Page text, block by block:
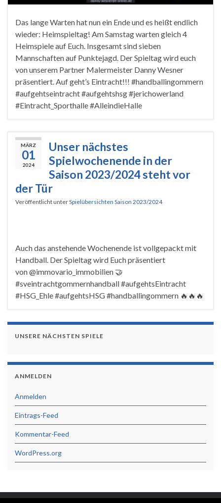
Das lange Warten hat nun ein Ende und es heißt endlich
wieder: Heimspieltag! Am Samstag warten gleich 4
Heimspiele auf Euch. Insgesamt sind sieben
Mannschaften auf Punktejagd. Der Spieltag wird euch
von unserem Partner Malermeister Danny Wesner
präsentiert. Auf geht’s Eintracht!!! #handballingommern
#aufgehtseintracht #aufgehtshsg #jerichowerland
#Eintracht_Sporthalle #AlleindieHalle
MÄRZ
01
2024
Unser nächstes
Spielwochenende in der
Saison 2023/2024 steht vor
der Tür
Veröffentlicht unterSpielübersichten Saison 2023/2024
Auch das anstehende Wochenende ist vollgepackt mit
Handball. Der Spieltag wird Euch präsentiert
von @immovario_immobilien 🤝
#sveintrachtgommernhandball #aufgehtsEintracht
#HSG_Ehle #aufgehtsHSG #handballingommern 🔥🔥🔥
UNSERE NÄCHSTEN SPIELE
ANMELDEN
Anmelden
Eintrags-Feed
Kommentar-Feed
WordPress.org